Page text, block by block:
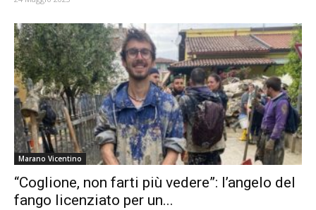
Marano Vicentino
“Coglione, non farti più vedere”: l’angelo del
fango licenziato per un...